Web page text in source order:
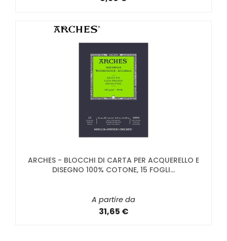
ARCHES - BLOCCHI DI CARTA PER ACQUERELLO E
DISEGNO 100% COTONE, 15 FOGLI...
A partire da
31,65 €